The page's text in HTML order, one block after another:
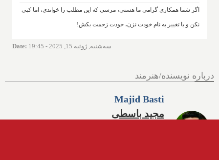
اگر شما همکاری گرامی ما هستی، مرسی که این مطلب را خواندی، اما کپی
نکن و با تغییر به نام خودت نزن، خودت زحمت بکش!
Date: سه‌شنبه, ژوئیه 15, 2025 - 19:45
درباره نویسنده/هنرمند
Majid Basti
مجید باسطی